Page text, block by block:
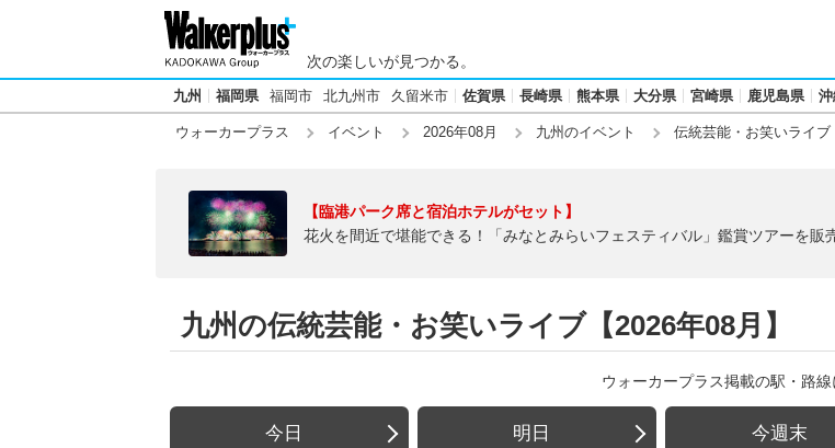
次の楽しいが見つかる。
九州 福岡県 福岡市 北九州市 久留米市 佐賀県 長崎県 熊本県 大分県 宮崎県 鹿児島県
ウォーカープラス イベント 2026年08月 九州のイベント 伝統芸能・お笑いライブ
【臨港パーク席と宿泊ホテルがセット】
花火を間近で堪能できる！「みなとみらいフェスティバル」鑑賞ツアーを販
九州の伝統芸能・お笑いライブ【2026年08月】
ウォーカープラス掲載の駅・路
今日 明日 今週末